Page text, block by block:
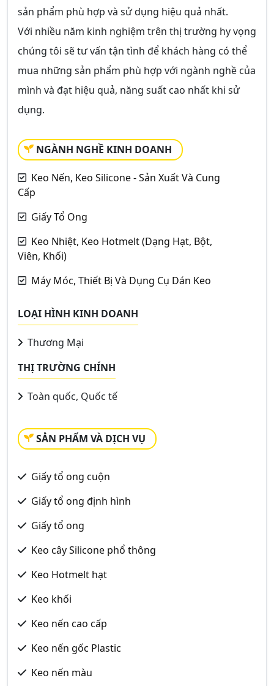
sản phẩm phù hợp và sử dụng hiệu quả nhất.
Với nhiều năm kinh nghiệm trên thị trường hy vọng
chúng tôi sẽ tư vấn tận tình để khách hàng có thể
mua những sản phẩm phù hợp với ngành nghề của
mình và đạt hiệu quả, năng suất cao nhất khi sử
dụng.
NGÀNH NGHỀ KINH DOANH
Keo Nến, Keo Silicone - Sản Xuất Và Cung
Cấp
Giấy Tổ Ong
Keo Nhiệt, Keo Hotmelt (Dạng Hạt, Bột,
Viên, Khối)
Máy Móc, Thiết Bị Và Dụng Cụ Dán Keo
LOẠI HÌNH KINH DOANH
Thương Mại
THỊ TRƯỜNG CHÍNH
Toàn quốc, Quốc tế
SẢN PHẨM VÀ DỊCH VỤ
Giấy tổ ong cuộn
Giấy tổ ong định hình
Giấy tổ ong
Keo cây Silicone phổ thông
Keo Hotmelt hạt
Keo khối
Keo nến cao cấp
Keo nến gốc Plastic
Keo nến màu